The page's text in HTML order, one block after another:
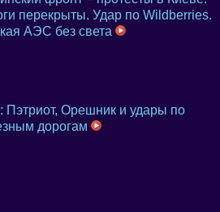
перекрыты. Удар по Wildberries.
АЭС без света
Орешник и удары по
дорогам